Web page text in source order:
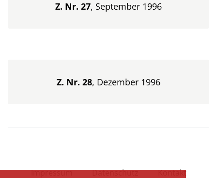
Z. Nr. 27, September 1996
Z. Nr. 28, Dezember 1996
Impressum Datenschutz Kontakt